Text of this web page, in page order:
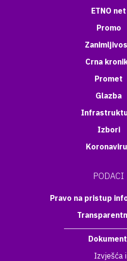
ETNO net
Promo
Crna
Promet
Glazba
Izbori
PODACI
Pravo na pristup
Izvješća i